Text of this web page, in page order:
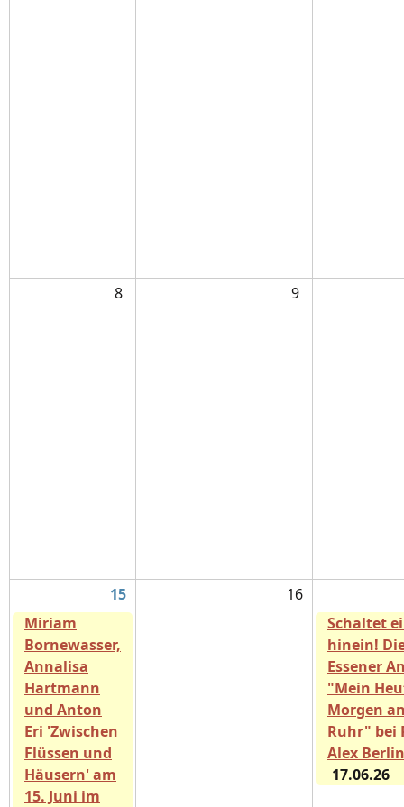
8 9
15
16
Miriam
Bornewasser,
Annalisa
Hartmann
und Anton
Eri 'Zwischen
Flüssen und
Häusern' am
15. Juni im
Schaltet
hinein!
Essener
"Mein
Morgen
Ruhr" bei
Alex Berlin
17.06.26